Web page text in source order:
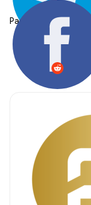
Partager: